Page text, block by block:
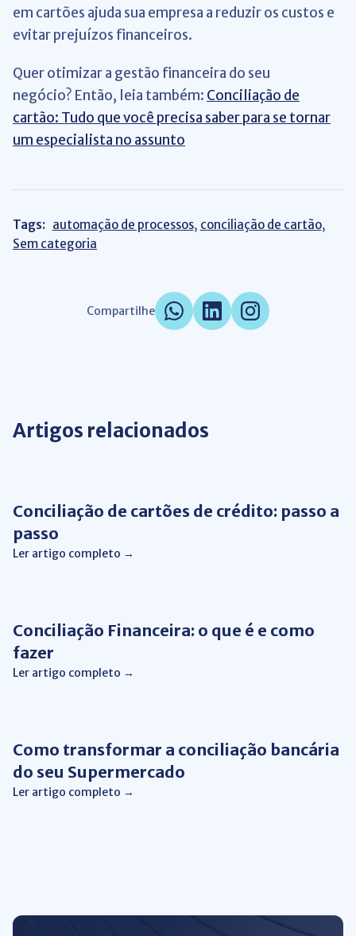
em cartões ajuda sua empresa a reduzir os custos e
evitar prejuízos financeiros.
Quer otimizar a gestão financeira do seu
negócio? Então, leia também: Conciliação de
cartão: Tudo que você precisa saber para se tornar
um especialista no assunto
Tags: automação de processos, conciliação de cartão,
Sem categoria
Compartilhe
Artigos relacionados
Conciliação de cartões de crédito: passo a
passo
Ler artigo completo →
Conciliação Financeira: o que é e como
fazer
Ler artigo completo →
Como transformar a conciliação bancária
do seu Supermercado
Ler artigo completo →